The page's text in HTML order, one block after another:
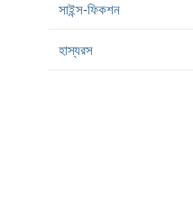
সাইন্স-ফিকশন
হাস্যরস